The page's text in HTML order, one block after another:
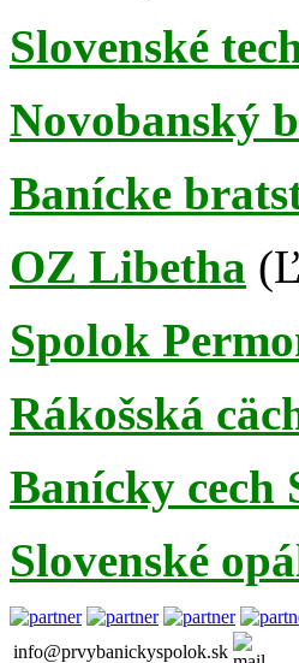
Slovenské
Novobanský
Banícke
OZ Libetha
Spolok
Rákošská
Banícky cech
Slovenské
info@prvybanickyspolok.sk